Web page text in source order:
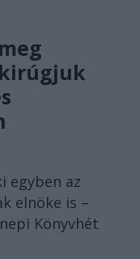
egyben az
elnöke is –
Könyvhét